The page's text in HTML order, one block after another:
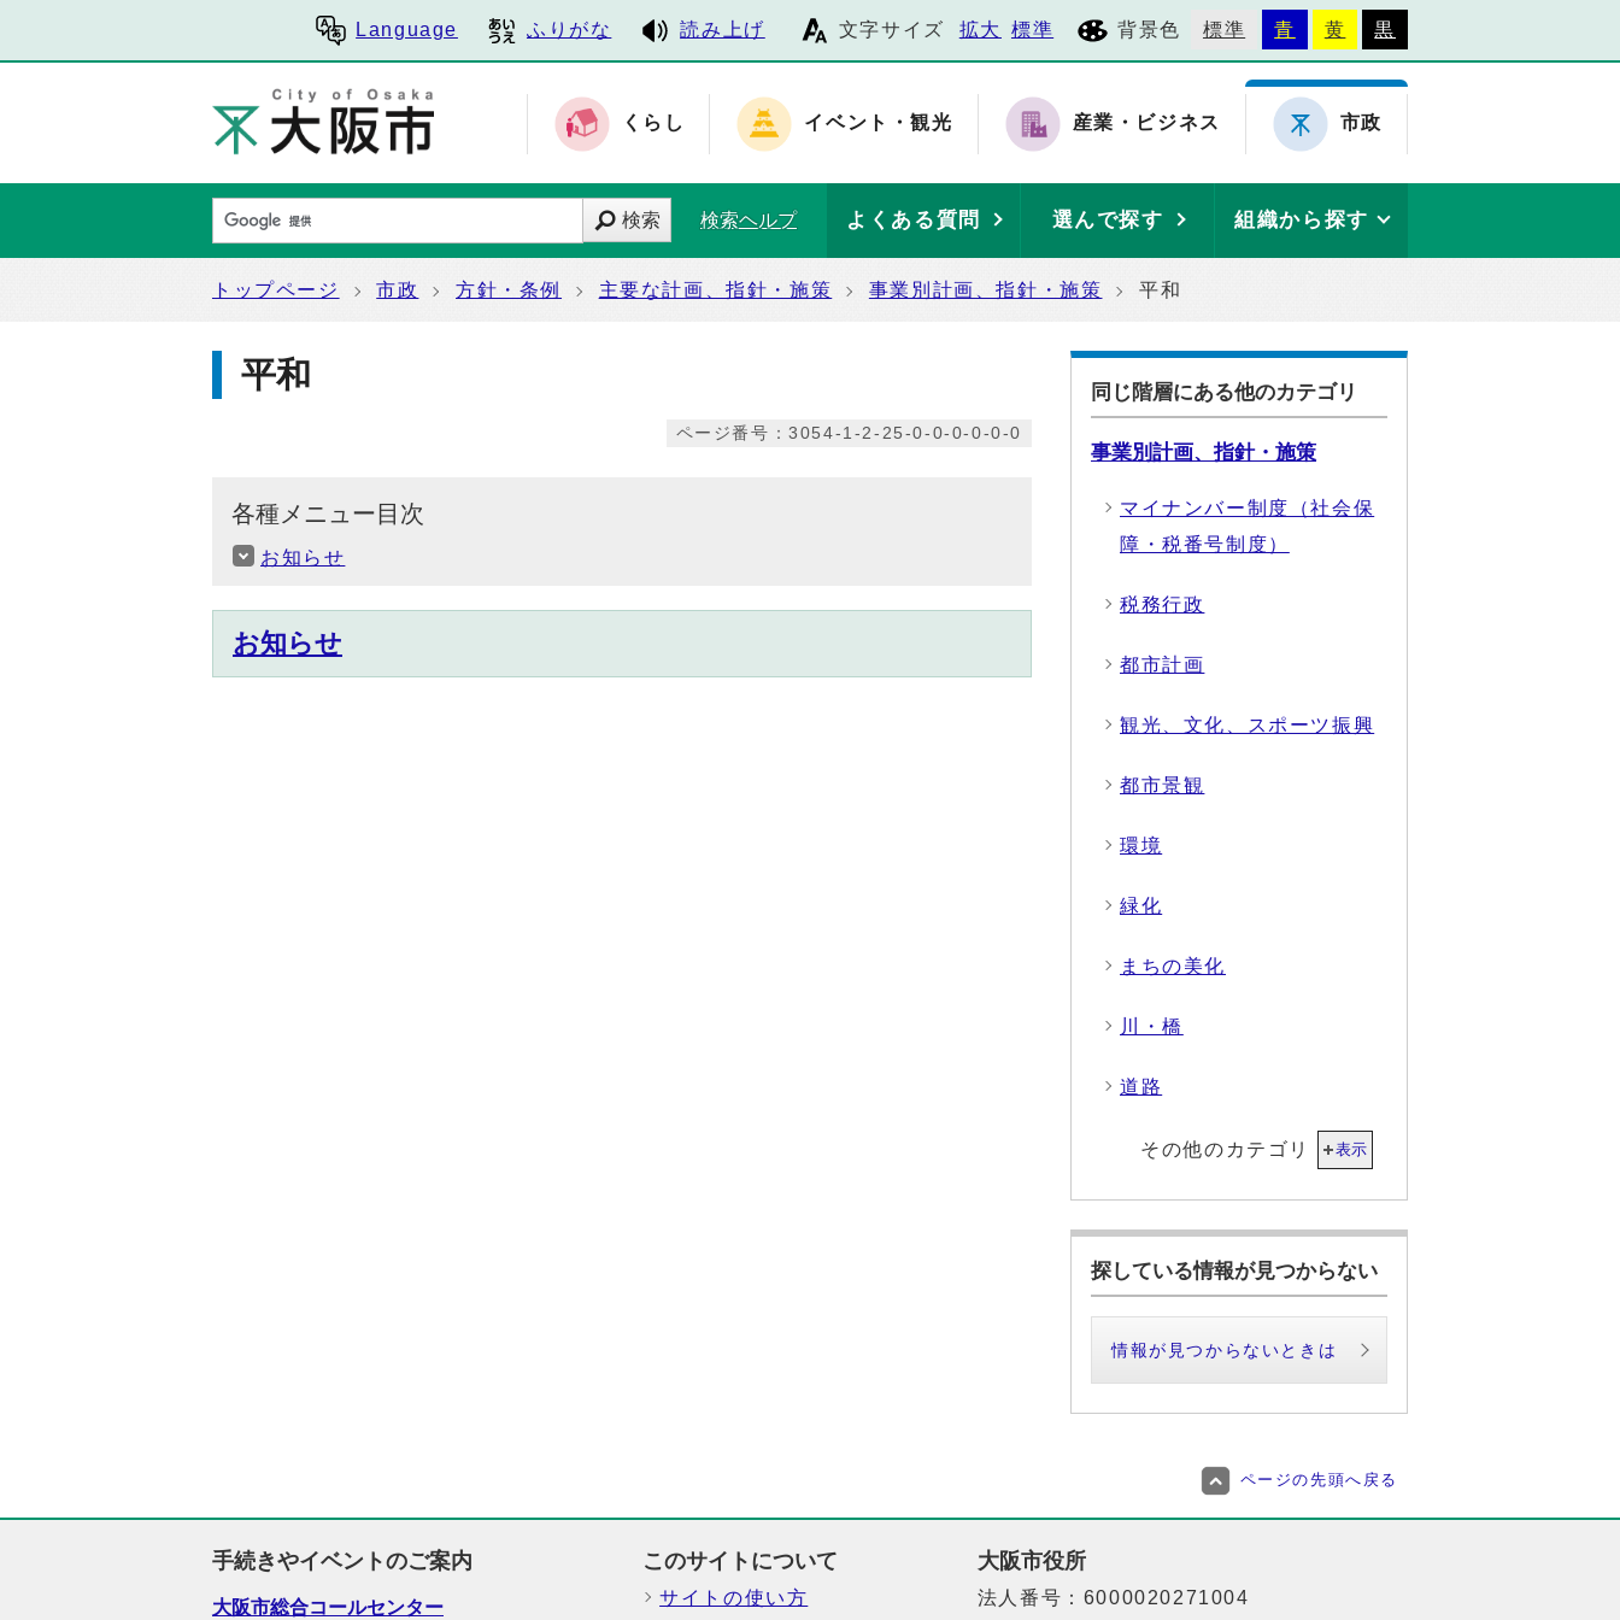
Language ふりがな 読み上げ 文字サイズ 拡大 標準 背景色 標準 青 黄 黒
くらし イベント・観光 産業・ビジネス 市政
検索 検索ヘルプ よくある質問 選んで探す 組織から探す
トップページ 市政 方針・条例 主要な計画、指針・施策 事業別計画、指針・施策 平和
平和
ページ番号：3054-1-2-25-0-0-0-0-0-0
各種メニュー目次
お知らせ
お知らせ
同じ階層にある他のカテゴリ
事業別計画、指針・施策
マイナンバー制度（社会保
障・税番号制度）
税務行政
都市計画
観光、文化、スポーツ振興
都市景観
環境
緑化
まちの美化
川・橋
道路
その他のカテゴリ 表示
探している情報が見つからない
情報が見つからないときは
ページの先頭へ戻る
手続きやイベントのご案内
大阪市総合コールセンター
このサイトについて
サイトの使い方
大阪市役所
法人番号：6000020271004